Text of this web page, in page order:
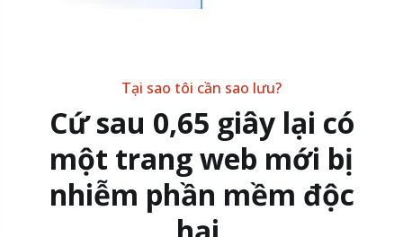
Tại sao tôi cần sao lưu?
Cứ sau 0,65 giây lại có
một trang web mới bị
nhiễm phần mềm độc